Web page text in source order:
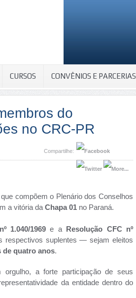
CURSOS CONVÊNIOS E PARCERIAS
do
no CRC-PR
Compartilhe:
compõem o Plenário dos Conselhos
a vitória da Chapa 01 no Paraná.
1.040/1969e a Resolução CFC nº
suplentes — sejam eleitos
de quatro anos.
a forte participação de seus
da entidade dentro do